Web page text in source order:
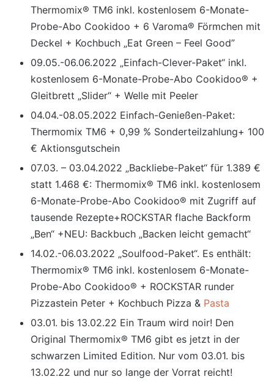
Thermomix® TM6 inkl. kostenlosem 6-Monate-
Probe-Abo Cookidoo + 6 Varoma® Förmchen mit
Deckel + Kochbuch „Eat Green – Feel Good”
09.05.-06.06.2022 „Einfach-Clever-Paket“ inkl.
kostenlosem 6-Monate-Probe-Abo Cookidoo® +
Gleitbrett „Slider“ + Welle mit Peeler
04.04.-08.05.2022 Einfach-Genießen-Paket:
Thermomix TM6 + 0,99 % Sonderteilzahlung+ 100
€ Aktionsgutschein
07.03. – 03.04.2022 „Backliebe-Paket“ für 1.389 €
statt 1.468 €: Thermomix® TM6 inkl. kostenlosem
6-Monate-Probe-Abo Cookidoo® mit Zugriff auf
tausende Rezepte+ROCKSTAR flache Backform
„Ben“ +NEU: Backbuch „Backen leicht gemacht“
14.02.-06.03.2022 „Soulfood-Paket“. Es enthält:
Thermomix® TM6 inkl. kostenlosem 6-Monate-
Probe-Abo Cookidoo® + ROCKSTAR runder
Pizzastein Peter + Kochbuch Pizza & Pasta
03.01. bis 13.02.22 Ein Traum wird noir! Den
Original Thermomix® TM6 gibt es jetzt in der
schwarzen Limited Edition. Nur vom 03.01. bis
13.02.22 und nur so lange der Vorrat reicht!